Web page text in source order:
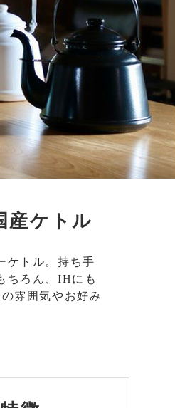
産ケトル
ケトル。持ち手
ちろん、IHにも
雰囲気やお好み